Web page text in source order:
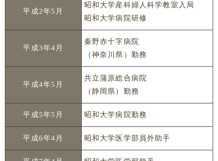
平成2年5月
昭和大学産科婦人科学教室入局
昭和大学病院研修
平成3年4月
秦野赤十字病院
（神奈川県）勤務
平成4年5月
共立蒲原総合病院
（静岡県）勤務
平成5年5月 昭和大学病院勤務
平成6年4月 昭和大学医学部員外助手